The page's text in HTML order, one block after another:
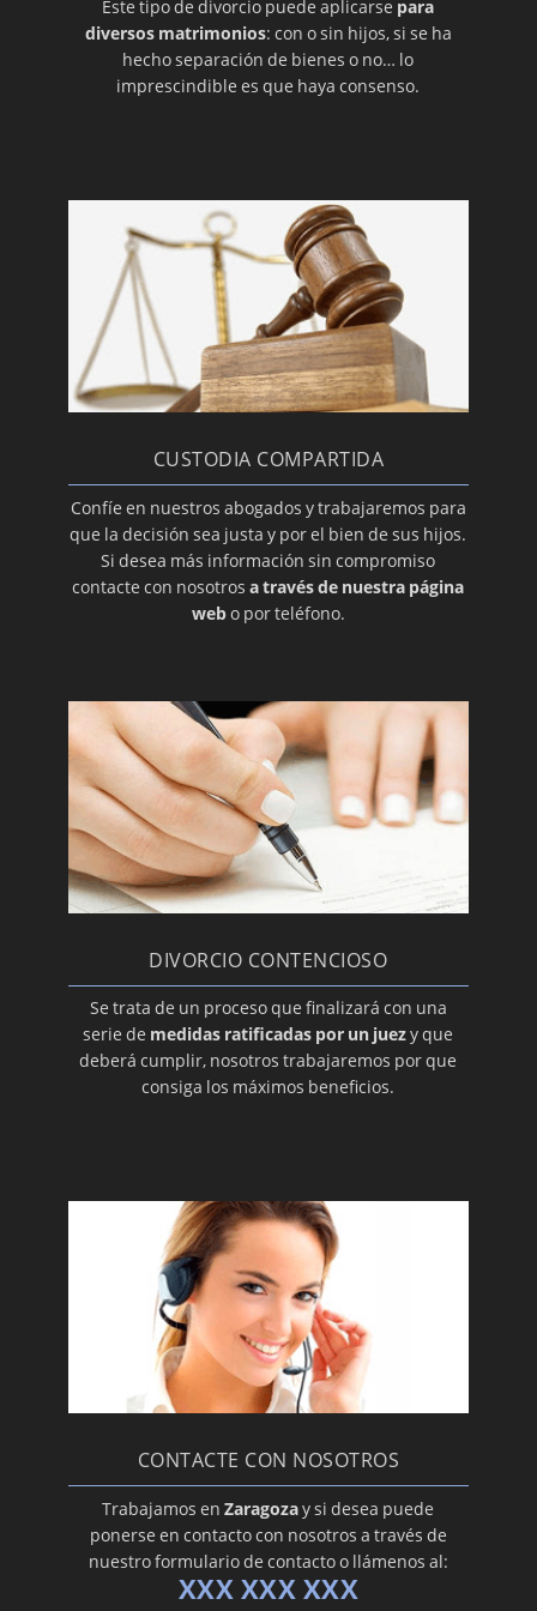
FONDO DE GARANTÍA DE PENSIONES
REGLAS ESPECIALES SOBRE VIVIENDA Y
MUEBLES
La actualización y modificación de la pensión
compensatoria
EL CRÉDITO DE PARTICIÓN: EL PAGO
PARALELISMO: PACTO DE RELACIONES
FAMILIARES VS CONVENIO REGULADOR
Extranjeros que quieren divorciarse en
España
LA ACCIÓN DE DIVORCIO
La infidelidad en el divorcio
Diferencias entre patria potestad y custodia
La reconciliación de los cónyuges (PARTE I)
La reconciliación de los cónyuges (PARTE II)
CRISIS MATRIMONIALES: SEPARACIÓN,
DIVORCIO Y NULIDAD
El contenido mínimo del Pacto de Relaciones
Familiares
El matrimonio putativo
Obligación de alimentar a los hijos tras el
divorcio ¿qué es?
Divorcio por sentencia judicial
Publicidad del régimen económico
matrimonial
El contador para repartir los bienes tras el
divorcio
Este tipo de divorcio puede aplicarse para
diversos matrimonios: con o sin hijos, si se ha
hecho separación de bienes o no… lo
imprescindible es que haya consenso.
CUSTODIA COMPARTIDA
Confíe en nuestros abogados y trabajaremos para
que la decisión sea justa y por el bien de sus hijos.
Si desea más información sin compromiso
contacte con nosotrosa través de nuestra página
webo por teléfono.
DIVORCIO CONTENCIOSO
Se trata de un proceso que finalizará con una
serie de medidas ratificadas por un juezy que
deberá cumplir, nosotros trabajaremos por que
consiga los máximos beneficios.
CONTACTE CON NOSOTROS
Trabajamos enZaragozay si desea puede
ponerse en contacto con nosotros a través de
nuestro formulario de contacto o llámenos al:
XXX XXX XXX